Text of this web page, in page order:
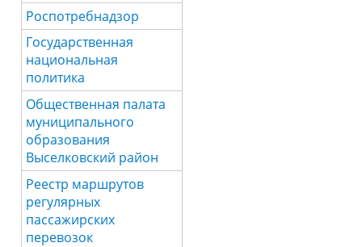
Роспотребнадзор
Государственная
национальная
политика
Общественная палата
муниципального
образования
Выселковский район
Реестр маршрутов
регулярных
пассажирских
перевозок